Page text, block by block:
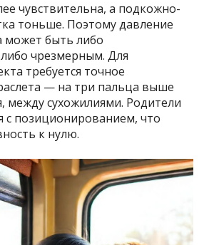
чувствительна, а подкожно-
тоньше. Поэтому давление
может быть либо
чрезмерным. Для
требуется точное
— на три пальца выше
между сухожилиями. Родители
с позиционированием, что
к нулю.